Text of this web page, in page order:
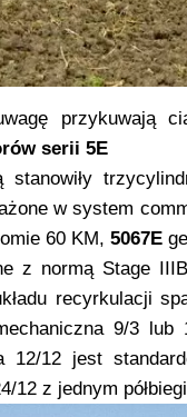
przykuwają
serii 5E
w system
60 KM, 5067E
z normą Stage
recyrkulacji
9/3
12/12 jest
12 z jednym